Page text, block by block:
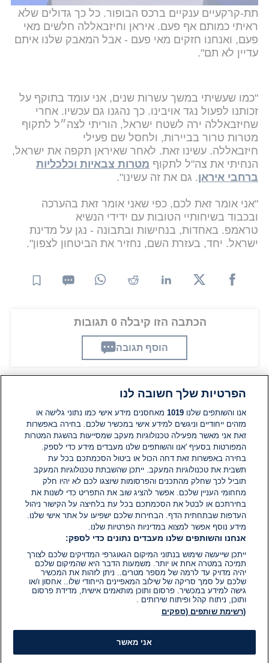
תת-קרקעיים ענקיים ברכס הבופור. כל כך גדולים שלא
ראיתי כמותם אף פעם. איראן וחיזבאללה חלשים מאי
פעם, ואנחנו חזקים מאי פעם - אבל המאבק שלנו איתם
עדיין לא תם".
"כמו שעשיתי במשך עשרות שנים, אני עומד בתוקף על
זכותנו לפעול נגד אויבינו. כך נהגנו גם עכשיו. אחרי
שחיזבאללה ירה לשטח ישראל, הוריתי לצה״ל לתקוף
מטרות טרור בביירות, ולחסל שם פעילי
חיזבאללה. עשינו זאת. לאחר שאיראן תקפה את ישראל,
הנחיתי את צה"ל לתקוף מטרות צבאיות וכלכליות
ברחבי איראן. גם את זה עשינו".
"אני אומר זאת לכם, כפי שאני אומר זאת בהערכה
ובכבוד בשיחותיי הטובות עם ידידי הנשיא
טראמפ. באחדות, בנחישות ובתבונה - נגן על מדינת
ישראל. יחד, בעזרת השם, נחזיר את הביטחון לצפון".
הכתבה הזו קיבלה 0 תגובות
הוסף תגובה
תגובות
אין עדיין תגובות. היה הראשון להגיב
הוסף תגובה
הפרטיות שלך חשובה לנו
אנו והשותפים שלנו1019 מאחסנים מידע אישי כמו נתוני גלישה או
מזהים ייחודיים וניגשים למידע אישי במכשיר שלכם. בחירה באפשרות
זאת אני מאשר מפעילה טכנולוגיות מעקב שמסייעות בהשגת המטרות
המפורטות בסעיף 'אנו והשותפים שלנו מעבדים מידע כדי לספק.
בחירה באפשרות זאת דחה הכול או ביטול הסכמתכם בכל עת
תשבית את טכנולוגיות המעקב. ייתכן שהשבתת טכנולוגיות המעקב
תוביל לכך שחלק מהתכנים והפרסומות שיוצגו לכם לא יהיו חלק
מחחומי העניין שלכם. אפשר להציג שוב את התפריט כדי לשנות את
בחירתכם או לבטל את הסכמתכם בכל עת בלחיצה על הקישור ניהול
העדפות שבתחתית הדף. הבחירות שלכם ישפיעו על אתר אישי שלנו.
מידע נוסף אפשר למצוא במדיניות הפרטיות שלנו.
אנחנו והשותפים שלנו מעבדים נתונים כדי לספק:
ייתכן שייעשה שימוש בנתוני המיקום הגאוגרפי המדויקים שלכם לצורך
תמיכה במטרה אחת או יותר. משמעות הדבר היא שהמיקום שלכם
יהיה מדויק עד לרמה של מספר מטרים.. ניתן לזהות את המכשיר
שלכם על סמך סריקה של שילוב המאפיינים הייחודי שלו.. אחסון ו/או
גישה למידע במכשיר. פרסום ותוכן מותאמים אישית, מדידת פרסום
ותוכן, ניתוח קהל ופיתוח שירותים .
(רשימת שותפים (ספקים
אני מאשר